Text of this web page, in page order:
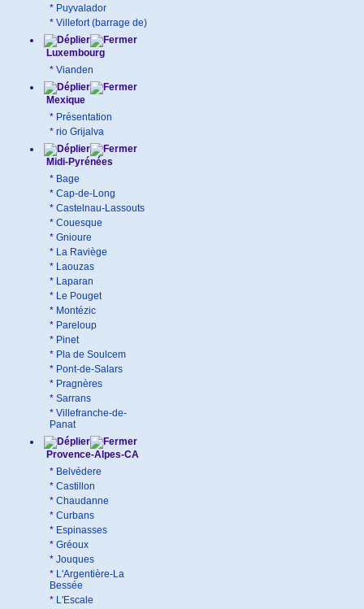
* Puyvalador
* Villefort (barrage de)
Luxembourg
* Vianden
Mexique
* Présentation
* rio Grijalva
Midi-Pyrénées
* Bage
* Cap-de-Long
* Castelnau-Lassouts
* Couesque
* Gnioure
* La Raviège
* Laouzas
* Laparan
* Le Pouget
* Montézic
* Pareloup
* Pinet
* Pla de Soulcem
* Pont-de-Salars
* Pragnères
* Sarrans
* Villefranche-de-
Panat
Provence-Alpes-CA
* Belvédere
* Castillon
* Chaudanne
* Curbans
* Espinasses
* Gréoux
* Jouques
* L'Argentière-La
Bessée
* L'Escale